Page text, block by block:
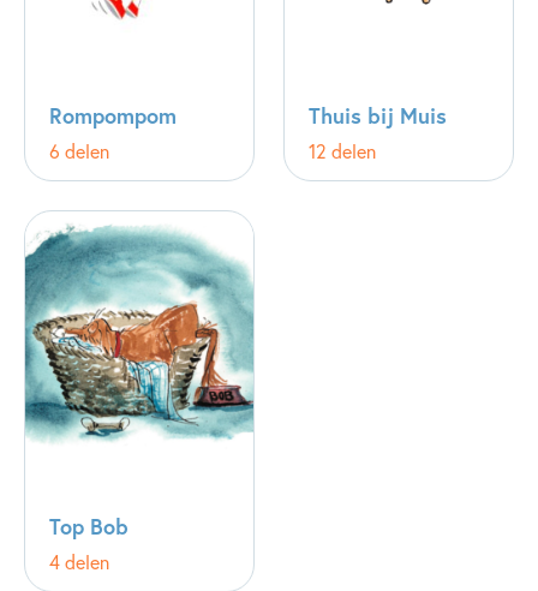
Rompompom
6 delen
Thuis bij Muis
12 delen
Top Bob
4 delen